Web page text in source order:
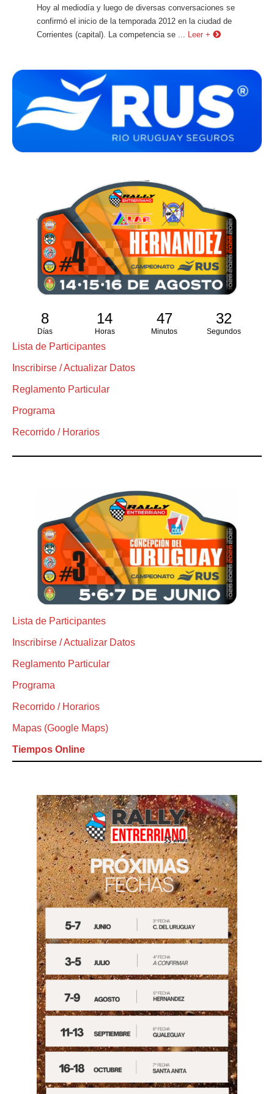
Hoy al mediodía y luego de diversas conversaciones se
confirmó el inicio de la temporada 2012 en la ciudad de
Corrientes (capital). La competencia se ...
Leer +
8
Días
14
Horas
47
Minutos
31
Segundos
Lista de Participantes
Inscribirse / Actualizar Datos
Reglamento Particular
Programa
Recorrido / Horarios
Lista de Participantes
Inscribirse / Actualizar Datos
Reglamento Particular
Programa
Recorrido / Horarios
Mapas (Google Maps)
Tiempos Online